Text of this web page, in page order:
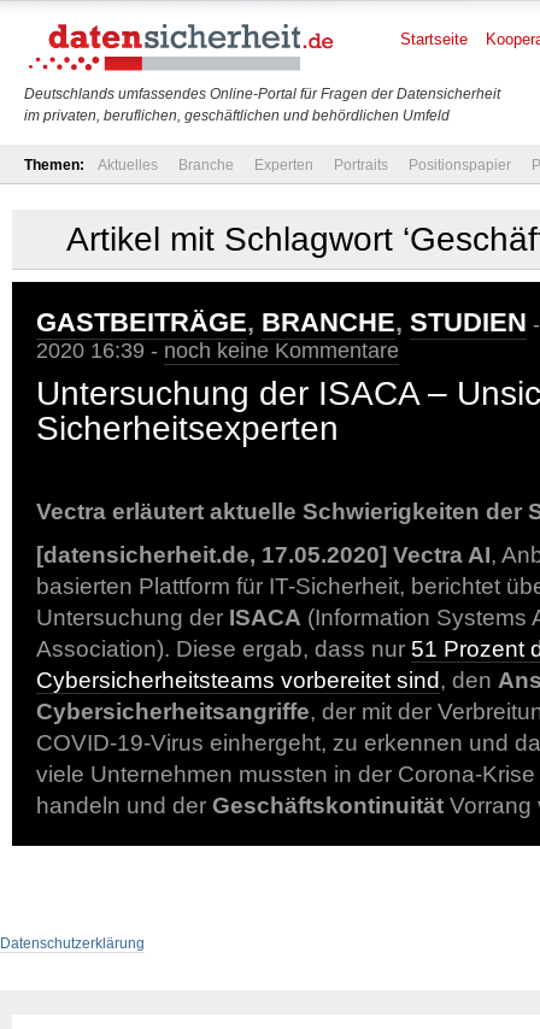
Deutschlands umfassendes Online-Portal für Fragen der Datensicherheit
im privaten, beruflichen, geschäftlichen und behördlichen Umfeld
Startseite
Themen: Aktuelles Branche Experten Portraits Positionspapier
Artikel mit Schlagwort
GASTBEITRÄGE, BRANCHE, STUDIEN
2020 16:39 - noch keine Kommentare
Untersuchung der ISACA –
Sicherheitsexperten
Vectra erläutert aktuelle Schwierigkeiten der
[datensicherheit.de, 17.05.2020] Vectra AI,
basierten Plattform für IT-Sicherheit, berichtet
Untersuchung der ISACA (Information Systems
Association). Diese ergab, dass nur 51 Prozent
Cybersicherheitsteams vorbereitet sind, den
Cybersicherheitsangriffe, der mit der
COVID-19-Virus einhergeht, zu erkennen und
viele Unternehmen mussten in der Corona-
handeln und der Geschäftskontinuität
Datenschutzerklärung